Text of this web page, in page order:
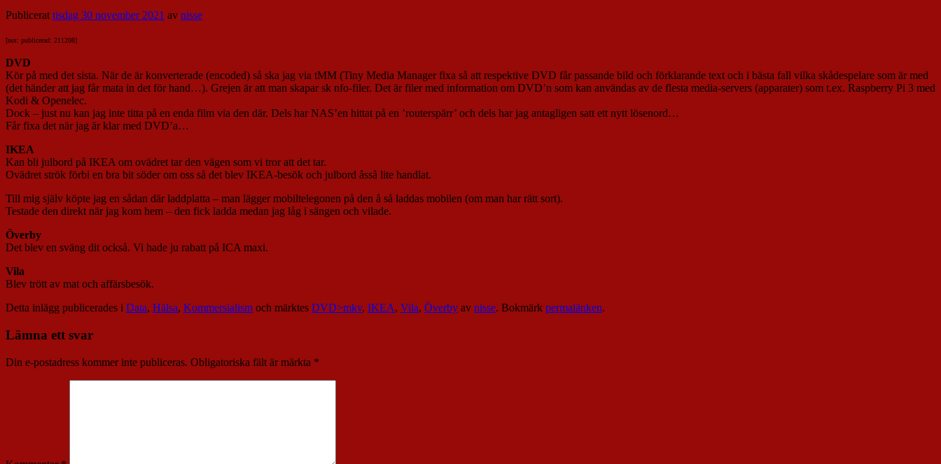
Publicerattisdag 30 november 2021 av nisse
[not: publicerad: 211208]
DVD
Kör på med det sista. När de är konverterade (encoded) så ska jag via tMM (Tiny Media Manager fixa så att respektive DVD får passande bild och förklarande text och i bästa fall vilka skådespelare som är med
(det händer att jag får mata in det för hand…). Grejen är att man skapar sk nfo-filer. Det är filer med information om DVD’n som kan användas av de flesta media-servers (apparater) som t.ex. Raspberry Pi 3 med
Kodi & Openelec.
Dock – just nu kan jag inte titta på en enda film via den där. Dels har NAS’en hittat på en ’routerspärr’ och dels har jag antagligen satt ett nytt lösenord…
Får fixa det när jag är klar med DVD’a…
IKEA
Kan bli julbord på IKEA om ovädret tar den vägen som vi tror att det tar.
Ovädret strök förbi en bra bit söder om oss så det blev IKEA-besök och julbord åsså lite handlat.
Till mig själv köpte jag en sådan där laddplatta – man lägger mobiltelegonen på den å så laddas mobilen (om man har rätt sort).
Testade den direkt när jag kom hem – den fick ladda medan jag låg i sängen och vilade.
Överby
Det blev en sväng dit också. Vi hade ju rabatt på ICA maxi.
Vila
Blev trött av mat och affärsbesök.
Detta inlägg publicerades i Data, Hälsa, Kommersialism och märktes DVD>mkv, IKEA, Vila, Överby av nisse. Bokmärk permalänken.
Lämna ett svar
Din e-postadress kommer inte publiceras. Obligatoriska fält är märkta *